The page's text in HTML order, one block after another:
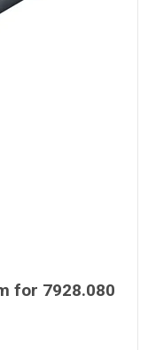
for 7928.080